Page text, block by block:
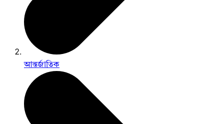
আন্তর্জাতিক